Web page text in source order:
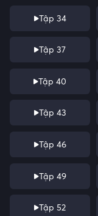
Tập 34
Tập 37
Tập 40
Tập 43
Tập 46
Tập 49
Tập 52